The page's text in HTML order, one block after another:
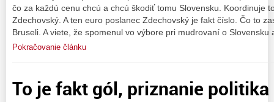
čo za každú cenu chcú a chcú škodiť tomu Slovensku. Koordinuje
Zdechovský. A ten euro poslanec Zdechovský je fakt číslo. Čo to
Bruseli. A viete, že spomenul vo výbore pri mudrovaní o
Pokračovanie článku
To je fakt gól, priznanie